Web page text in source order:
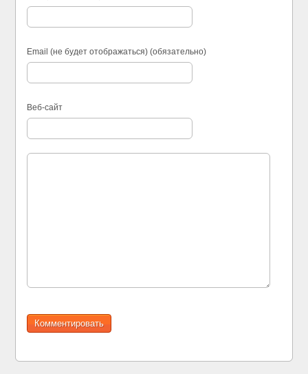
Email (не будет отображаться) (обязательно)
Веб-сайт